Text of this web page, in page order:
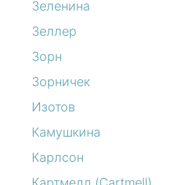
Зеленина
Зеллер
Зорн
Зорничек
Изотов
Камушкина
Карлсон